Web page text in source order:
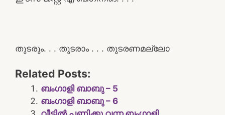
തുടരും. . . തുടരാം . . . തുടരണമല്ലോ
Related Posts:
ബംഗാളി ബാബു – 5
ബംഗാളി ബാബു – 6